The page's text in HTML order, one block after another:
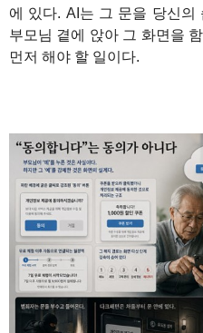
에 있다. AI는 그 문을 당신의
부모님 곁에 앉아 그 화면을
먼저 해야 할 일이다.